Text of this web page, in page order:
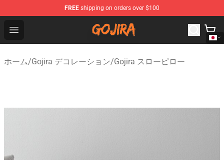
FREE shipping on orders over $100
Open menu
Gojira Shop - Official Gojira Merchandise Store
ホーム/Gojira デコレーション/Gojira スローピロー